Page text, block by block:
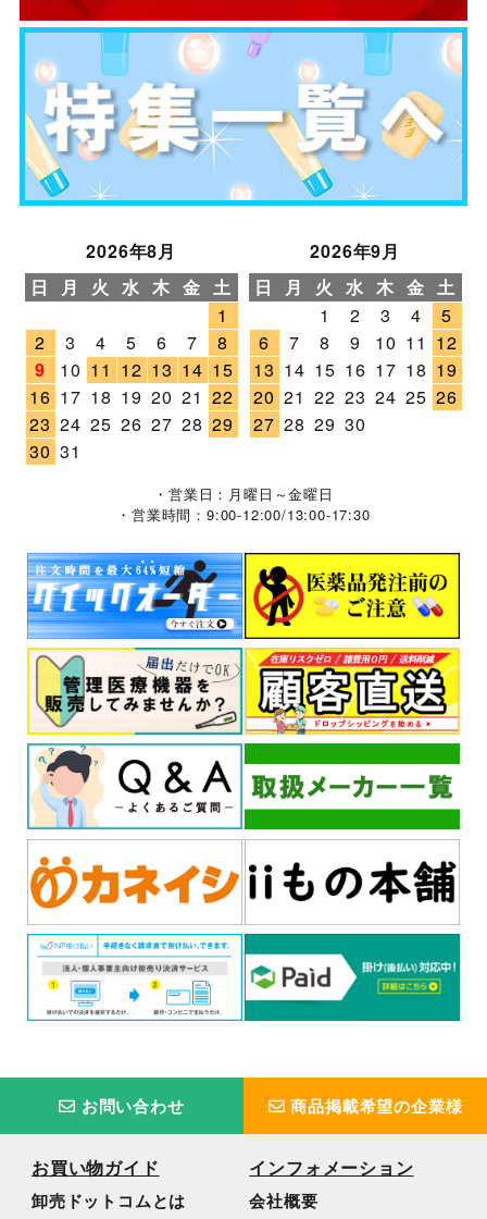
2026年8月
日
月 火 水 木 金 土
1
2
3 4 5 6 7
8
9
10 11 12 13 14 15
16 17 18 19 20 21 22
23 24 25 26 27 28 29
30 31
2026年9月
日
月 火 水 木 金 土
1
2 3 4
5
6
7 8 9 10 11 12
13 14 15 16 17 18 19
20 21 22 23 24 25 26
27 28 29 30
・営業日：月曜日～金曜日
・営業時間：9:00-12:00/13:00-17:30
お問い合わせ 商品掲載希望の企業様
お買い物ガイド
卸売ドットコムとは
インフォメーション
会社概要